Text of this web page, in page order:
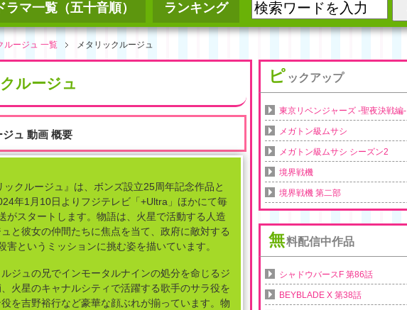
ドラマ一覧（五十音順） ランキング
ルージュ 一覧 メタリックルージュ
ルージュ
ジュ 動画 概要
ックルージュ』は、ボンズ設立25周年記念作品と
年1月10日よりフジテレビ「+Ultra」ほかにて毎
がスタートします。物語は、火星で活動する人造
と彼女の仲間たちに焦点を当て、政府に敵対する
害というミッションに挑む姿を描いています。
ジュの兄でインモータルナインの処分を命じるジ
火星のキャナルシティで活躍する歌手のサラ役を
を吉野裕行など豪華な顔ぶれが揃っています。物
ピ ックアップ
東京リベンジャーズ -聖夜決戦編-
メガトン級ムサシ
メガトン級ムサシ シーズン2
境界戦機
境界戦機 第二部
無料配信中作品
シャドウバースF 第86話
BEYBLADE X 第38話